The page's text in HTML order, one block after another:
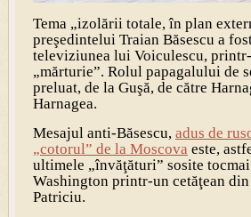
Tema „izolării totale, în plan
preşedintelui Traian Băsescu a
televiziunea lui Voiculescu,
„mărturie”. Rolul papagalului de
preluat, de la Guşă, de către
Harnagea.
Mesajul anti-Băsescu, adus de
„cotorul” de la Moscova este,
ultimele „învăţături” sosite
Washington printr-un cetăţean
Patriciu.